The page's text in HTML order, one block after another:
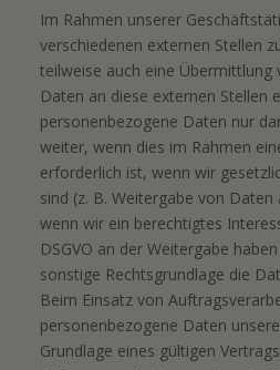
Im Rahmen unserer
verschiedenen externen Stellen
teilweise auch eine Übermittlung
Daten an diese externen Stellen
personenbezogene Daten nur
weiter, wenn dies im Rahmen
erforderlich ist, wenn wir
sind (z. B. Weitergabe von
wenn wir ein berechtigtes
DSGVO an der Weitergabe
sonstige Rechtsgrundlage die
Beim Einsatz von
personenbezogene Daten
Grundlage eines gültigen